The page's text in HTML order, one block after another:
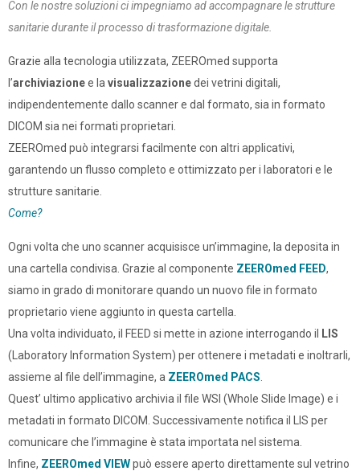
Con le nostre soluzioni ci impegniamo ad accompagnare le strutture
sanitarie durante il processo di trasformazione digitale.
Grazie alla tecnologia utilizzata, ZEEROmed supporta
l’archiviazionee la visualizzazionedei vetrini digitali,
indipendentemente dallo scanner e dal formato, sia in formato
DICOM sia nei formati proprietari.
ZEEROmed può integrarsi facilmente con altri applicativi,
garantendo un flusso completo e ottimizzato per i laboratori e le
strutture sanitarie.
Come?
Ogni volta che uno scanner acquisisce un’immagine, la deposita in
una cartella condivisa. Grazie al componente ZEEROmed FEED,
siamo in grado di monitorare quando un nuovo file in formato
proprietario viene aggiunto in questa cartella.
Una volta individuato, il FEED si mette in azione interrogando il LIS
(Laboratory Information System) per ottenere i metadati e inoltrarli,
assieme al file dell’immagine, a ZEEROmed PACS
Quest’ ultimo applicativo archivia il file WSI (Whole Slide Image) e i
metadati in formato DICOM. Successivamente notifica il LIS per
comunicare che l’immagine è stata importata nel sistema.
Infine, ZEEROmed VIEWpuò essere aperto direttamente sul vetrino